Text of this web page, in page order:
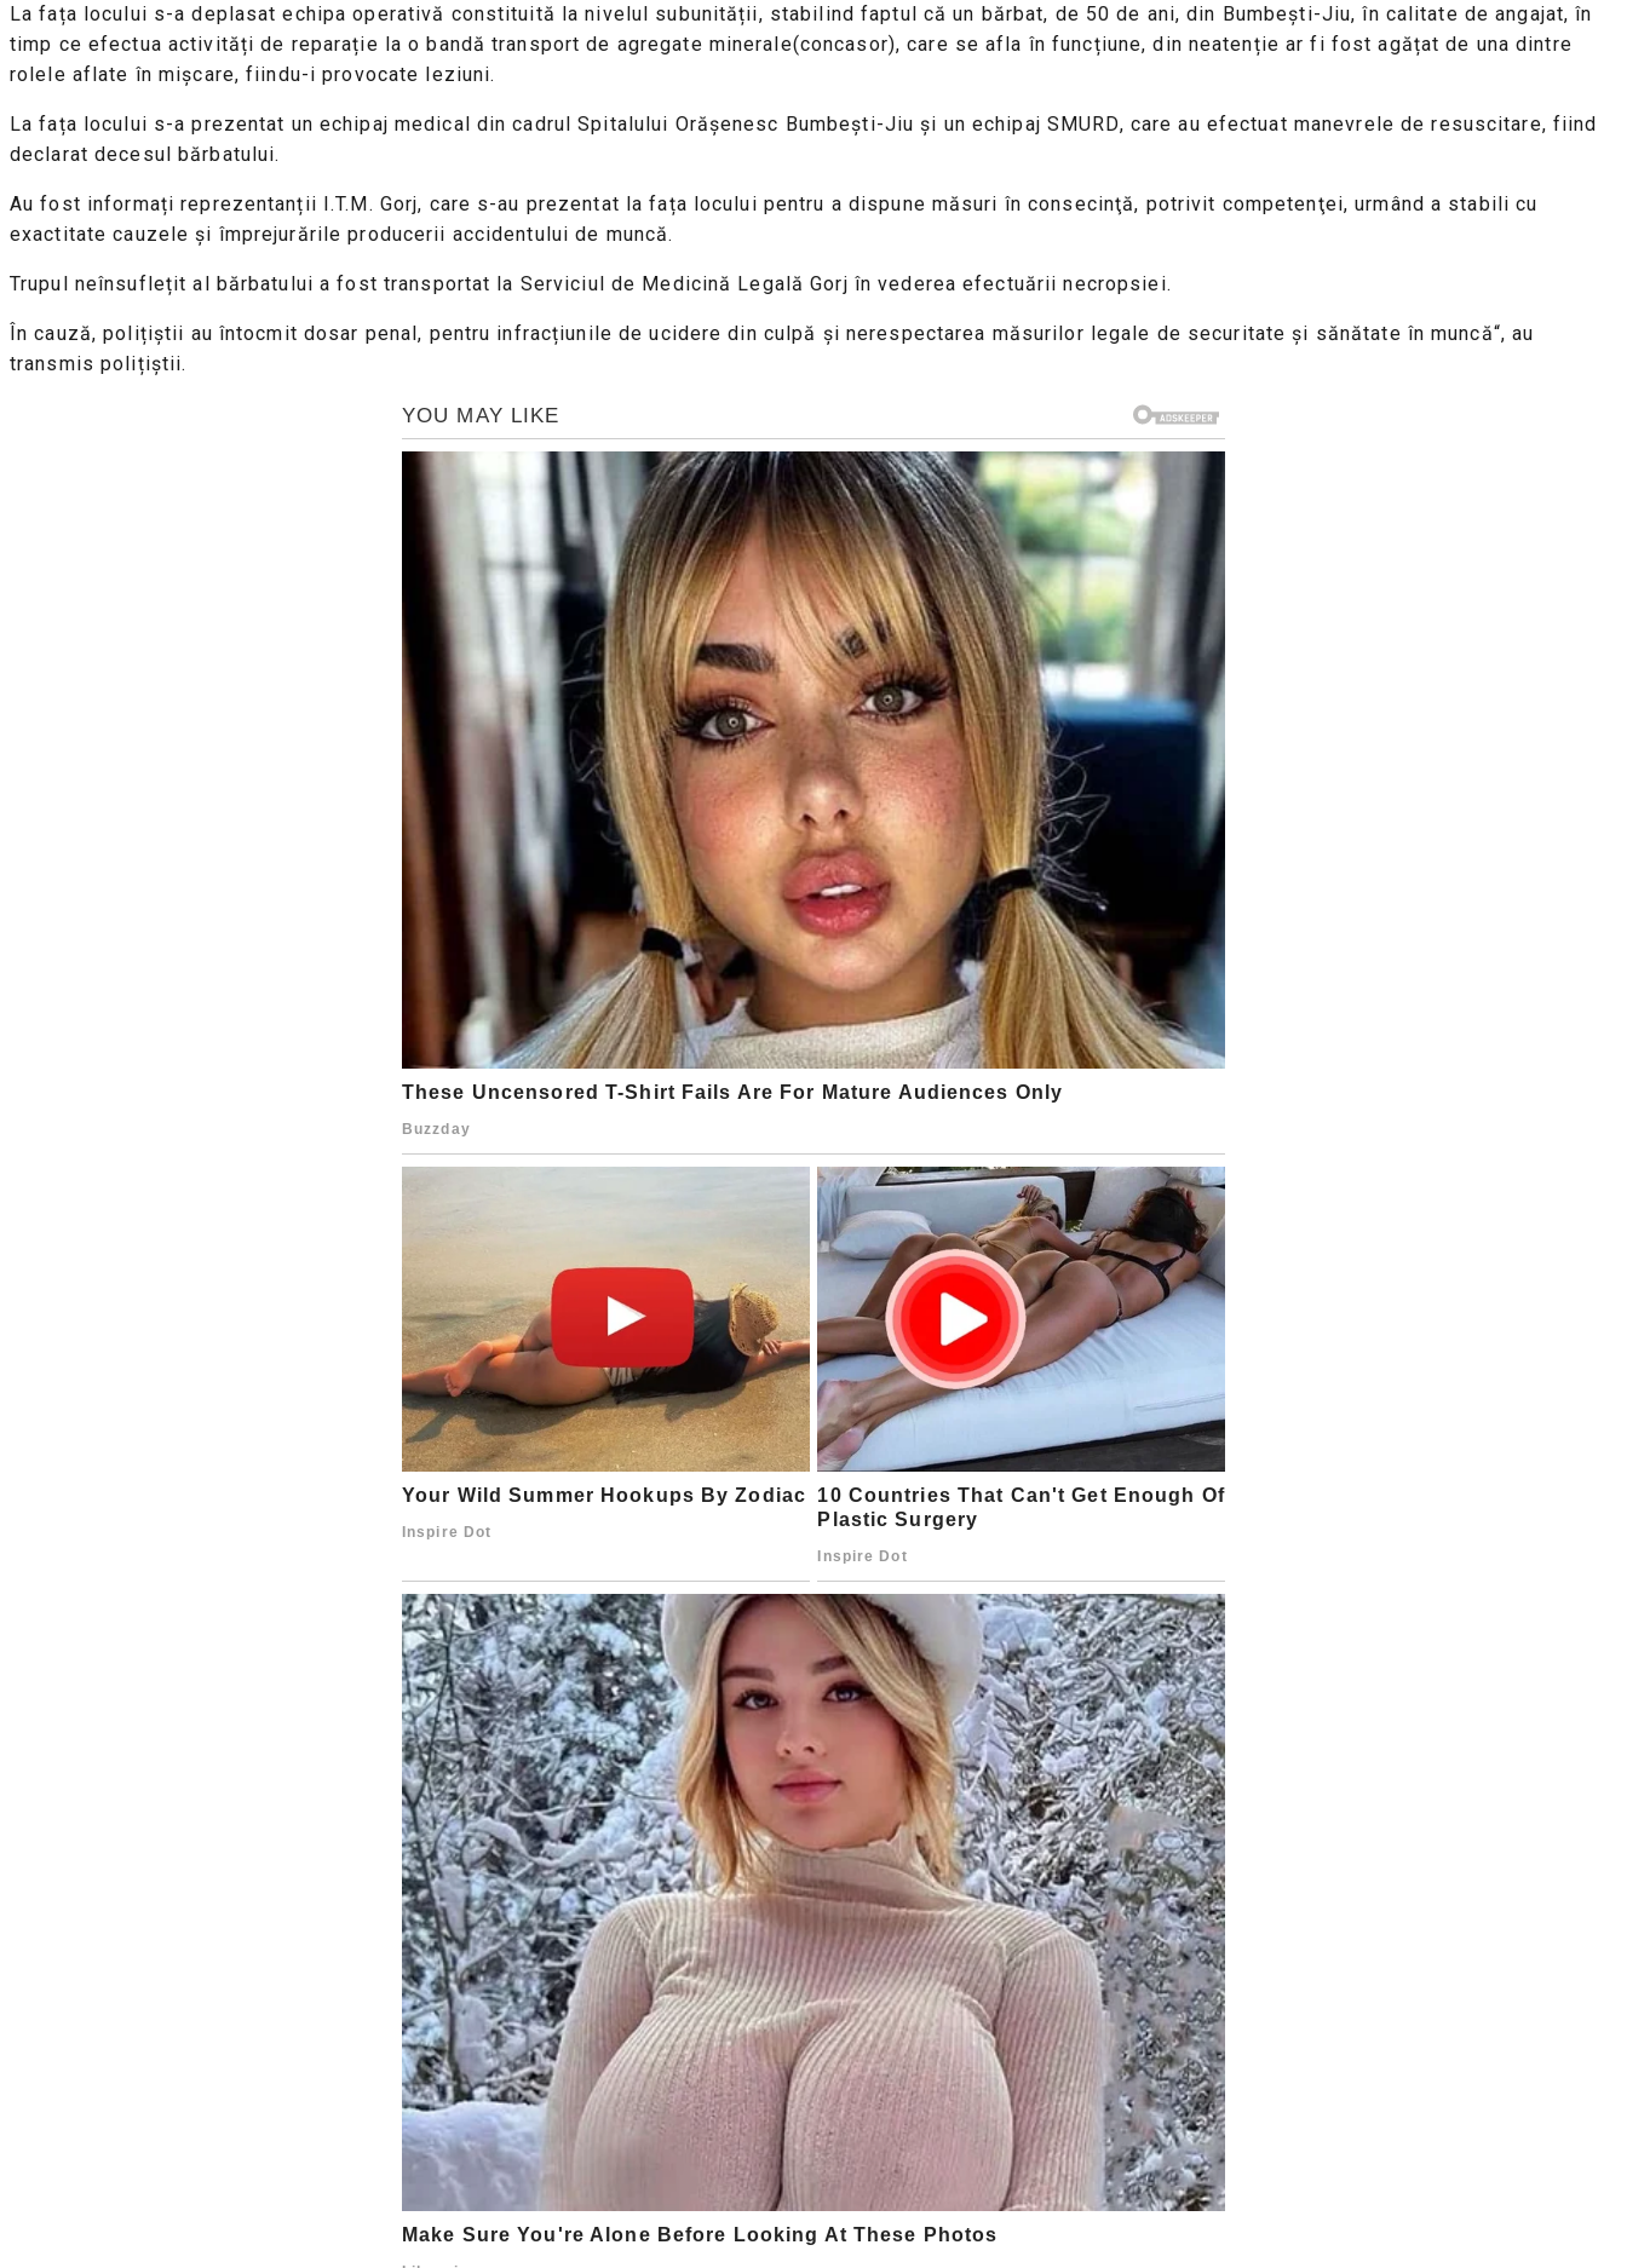
La fața locului s-a deplasat echipa operativă constituită la nivelul subunității, stabilind faptul că un bărbat, de 50 de ani, din Bumbești-Jiu, în calitate de angajat, în
timp ce efectua activități de reparație la o bandă transport de agregate minerale(concasor), care se afla în funcțiune, din neatenție ar fi fost agățat de una dintre
rolele aflate în mișcare, fiindu-i provocate leziuni.
La fața locului s-a prezentat un echipaj medical din cadrul Spitalului Orășenesc Bumbești-Jiu și un echipaj SMURD, care au efectuat manevrele de resuscitare, fiind
declarat decesul bărbatului.
Au fost informați reprezentanții I.T.M. Gorj, care s-au prezentat la fața locului pentru a dispune măsuri în consecinţă, potrivit competenţei, urmând a stabili cu
exactitate cauzele şi împrejurările producerii accidentului de muncă.
Trupul neînsuflețit al bărbatului a fost transportat la Serviciul de Medicină Legală Gorj în vederea efectuării necropsiei.
În cauză, polițiștii au întocmit dosar penal, pentru infracțiunile de ucidere din culpă și nerespectarea măsurilor legale de securitate şi sănătate în muncă“, au
transmis polițiștii.